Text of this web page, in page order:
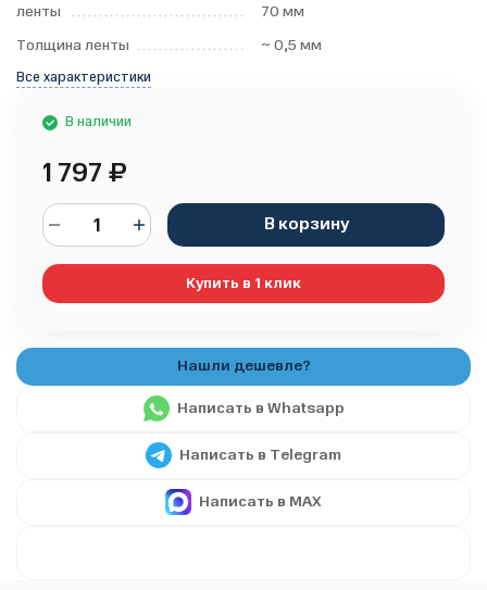
ленты
70 мм
Толщина ленты
~ 0,5 мм
Все характеристики
В наличии
1 797 ₽
В корзину
Купить в 1 клик
Написать в Whatsapp
Написать в Telegram
Написать в MAX